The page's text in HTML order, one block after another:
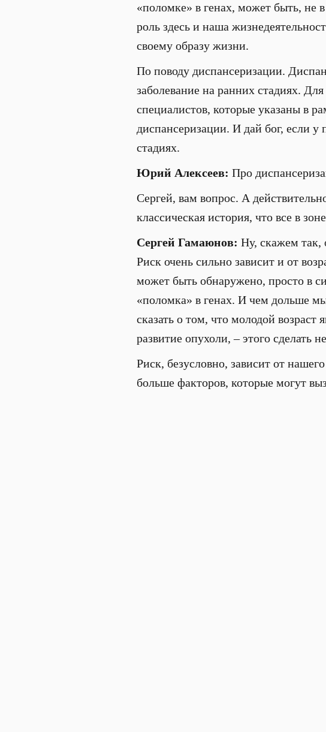
«поломке» в генах, может быть, не
роль здесь и наша
своему образу жизни.
По поводу диспансеризации.
заболевание на ранних стадиях.
специалистов, которые указаны в
диспансеризации. И дай бог, если
стадиях.
Юрий Алексеев: Про
Сергей, вам вопрос. А
классическая история, что все в
Сергей Гамаюнов: Ну, скажем так,
Риск очень сильно зависит и от
может быть обнаружено, просто в
«поломка» в генах. И чем дольше
сказать о том, что молодой
развитие опухоли, – этого сделать
Риск, безусловно, зависит от
больше факторов, которые могут